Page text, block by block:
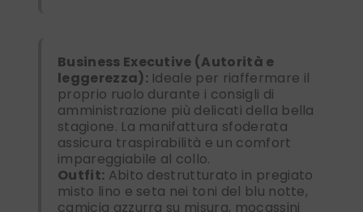
Business Executive (Autorità e
leggerezza):Ideale per riaffermare il
proprio ruolo durante i consigli di
amministrazione più delicati della bella
stagione. La manifattura sfoderata
assicura traspirabilità e un comfort
impareggiabile al collo.
Outfit: Abito destrutturato in pregiato
misto lino e seta nei toni del blu notte,
camicia azzurra su misura, mocassini